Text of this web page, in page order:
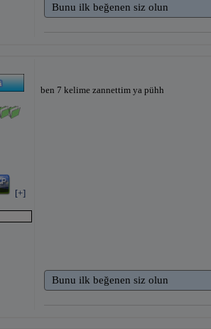
Bunu ilk beğenen siz olun
[+]
ben 7 kelime zannettim ya pühh
Bunu ilk beğenen siz olun